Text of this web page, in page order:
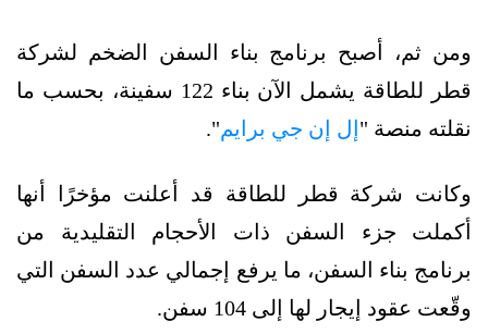
ومن ثم، أصبح برنامج بناء السفن الضخم لشركة
قطر للطاقة يشمل الآن بناء 122 سفينة، بحسب ما
نقلته منصة "إل إن جي برايم".
وكانت شركة قطر للطاقة قد أعلنت مؤخرًا أنها
أكملت جزء السفن ذات الأحجام التقليدية من
برنامج بناء السفن، ما يرفع إجمالي عدد السفن التي
وقّعت عقود إيجار لها إلى 104 سفن.